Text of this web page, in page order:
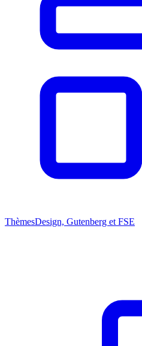
ThèmesDesign, Gutenberg et FSE